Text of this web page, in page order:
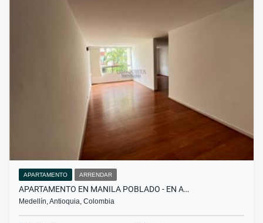
APARTAMENTO ARRENDAR
APARTAMENTO EN MANILA POBLADO - EN A…
Medellín, Antioquia, Colombia